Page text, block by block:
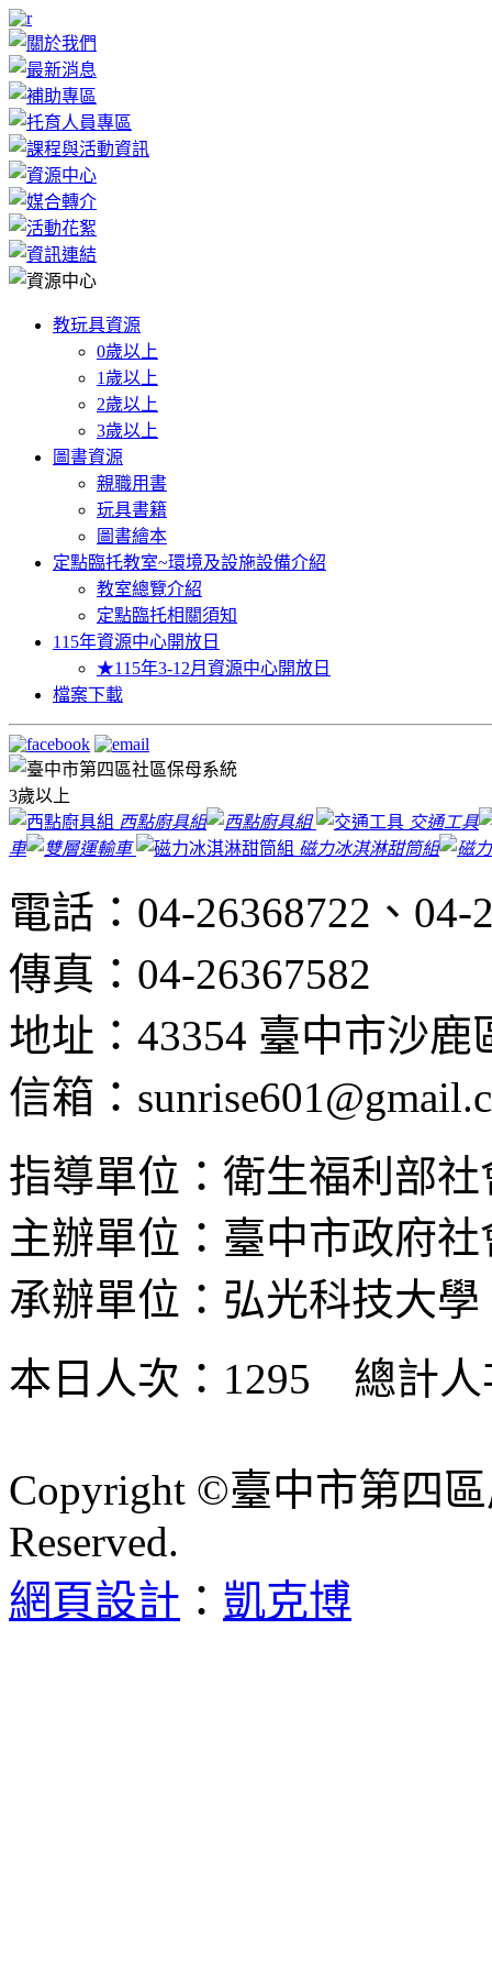
教玩具資源
0歲以上
1歲以上
2歲以上
3歲以上
圖書資源
親職用書
玩具書籍
圖書繪本
定點臨托教室~環境及設施設備介紹
教室總覽介紹
定點臨托相關須知
115年資源中心開放日
★115年3-12月資源中心開放日
檔案下載
3歲以上
西點廚具組
交通工具
車
磁力冰淇淋甜筒組
電話：04-26368722、04-
傳真：04-26367582
地址：43354 臺中市沙鹿
信箱：
指導單位：衛生福利部
主辦單位：臺中市政府社
承辦單位：弘光科技大學
本日人次：1295 總計人
Copyright ©臺中市第四
Reserved.
網頁設計 ： 凱克博